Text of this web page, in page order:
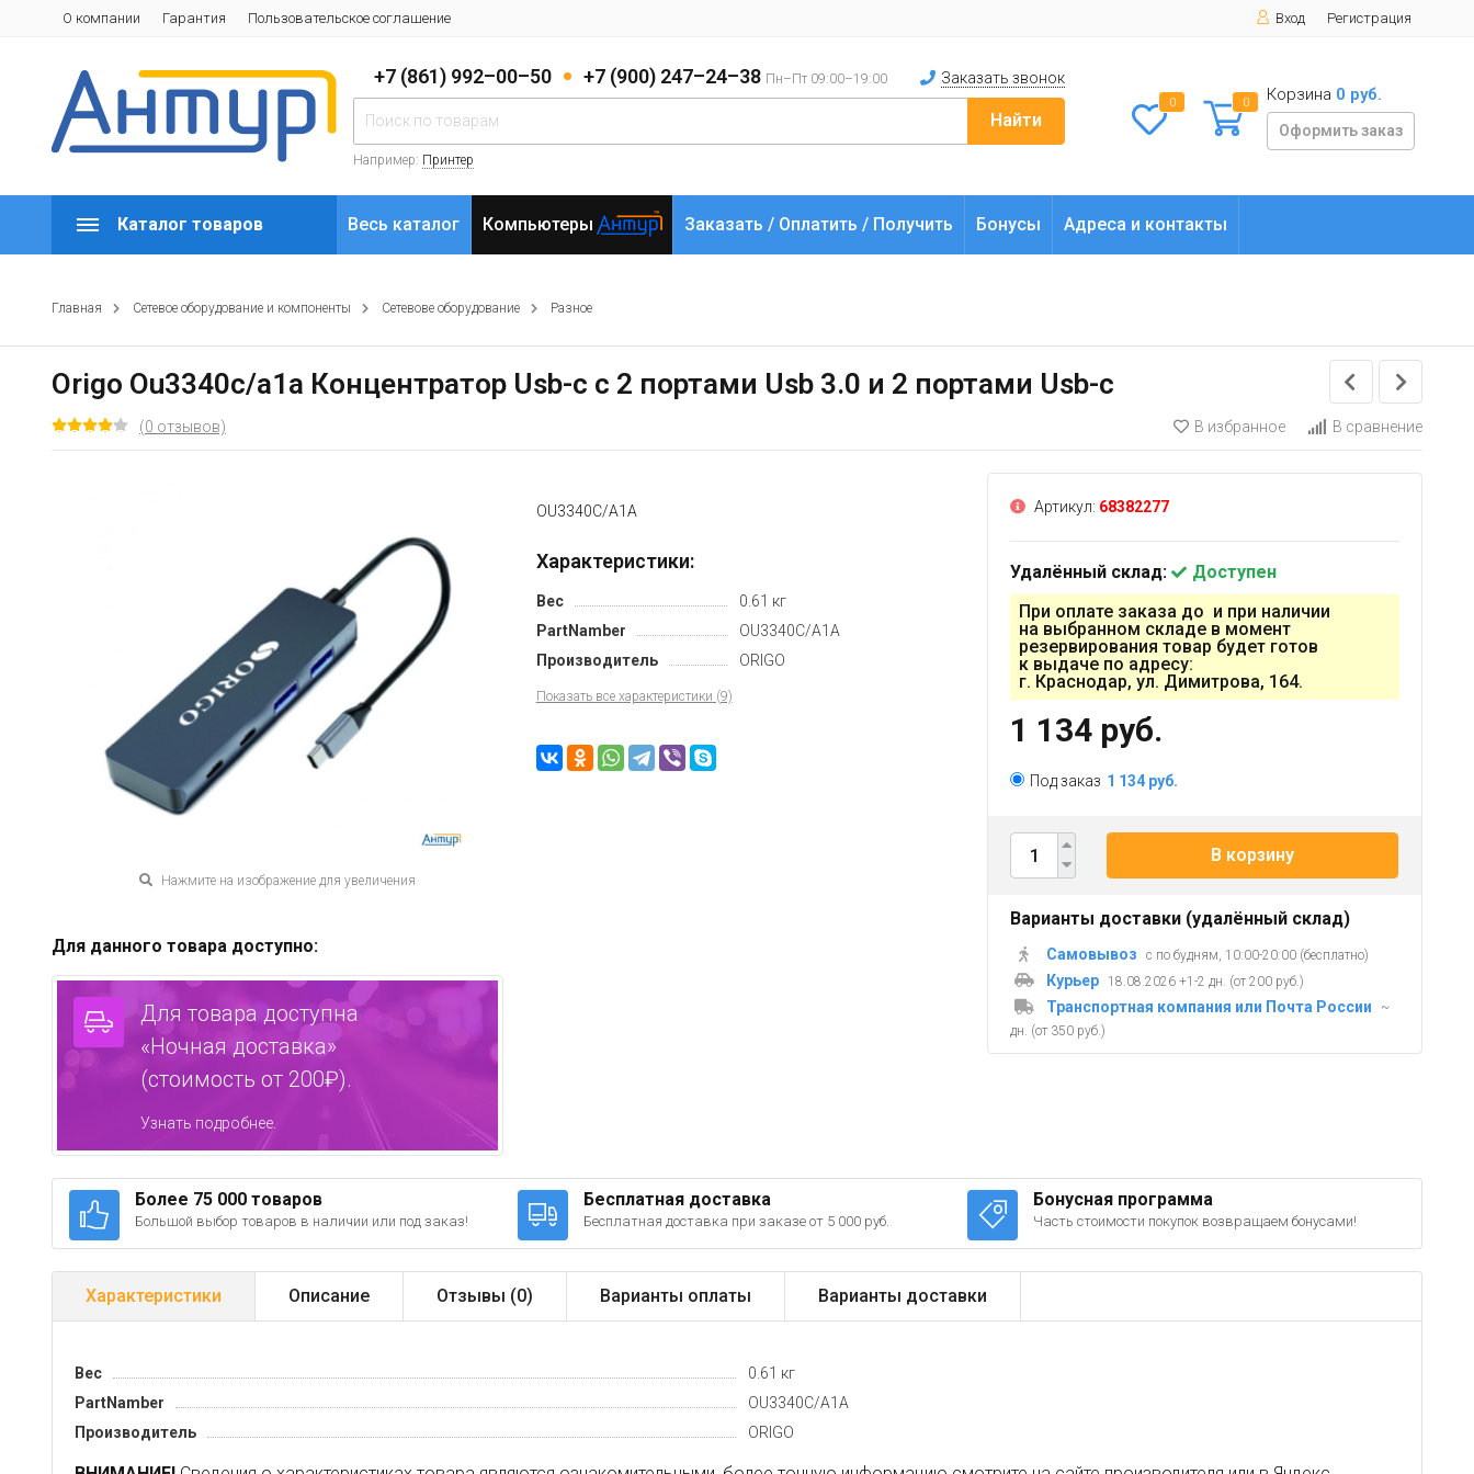
О компании Гарантия Пользовательское соглашение Вход Регистрация
+7 (861) 992–00–50 +7 (900) 247–24–38 Пн–Пт 09:00–19:00 Заказать звонок
Найти
Например: Принтер
0 0 Корзина 0 руб.
Оформить заказ
Каталог товаров Весь каталог Компьютеры Заказать / Оплатить / Получить Бонусы Адреса и контакты
Главная Сетевое оборудование и компоненты Сетевове оборудование Разное
Origo Ou3340c/a1a Концентратор Usb-c с 2 портами Usb 3.0 и 2 портами Usb-c
(0 отзывов) В избранное В сравнение
Нажмите на изображение для увеличения
OU3340C/A1A
Характеристики:
Вес
0.61 кг
PartNamber
OU3340C/A1A
Производитель
ORIGO
Показать все характеристики (9)
Для данного товара доступно:
Для товара доступна
«Ночная доставка»
(стоимость от 200₽).
Узнать подробнее.
Артикул: 68382277
Удалённый склад:
Доступен
При оплате заказа до и при наличии
на выбранном складе в момент
резервирования товар будет готов
к выдаче по адресу:
г. Краснодар, ул. Димитрова, 164.
1 134 руб.
Под заказ 1 134 руб.
В корзину
Варианты доставки (удалённый склад)
Самовывоз с по будням, 10:00-20:00 (бесплатно)
Курьер 18.08.2026 +1-2 дн. (от 200 руб.)
Транспортная компания или Почта России
~
дн. (от 350 руб.)
Более 75 000 товаров
Большой выбор товаров в наличии или под заказ!
Бесплатная доставка
Бесплатная доставка при заказе от 5 000 руб.
Бонусная программа
Часть стоимости покупок возвращаем бонусами!
Характеристики Описание Отзывы (0) Варианты оплаты Варианты доставки
Вес
0.61 кг
PartNamber
OU3340C/A1A
Производитель
ORIGO